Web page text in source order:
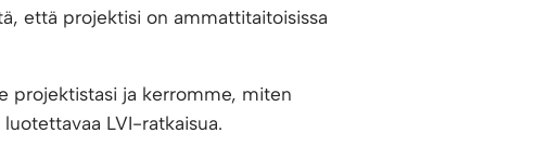
että projektisi on ammattitaitoisissa
projektistasi ja kerromme, miten
LVI-ratkaisua.